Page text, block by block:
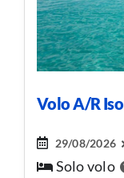
Volo A/R
29/08/2026
Solo volo